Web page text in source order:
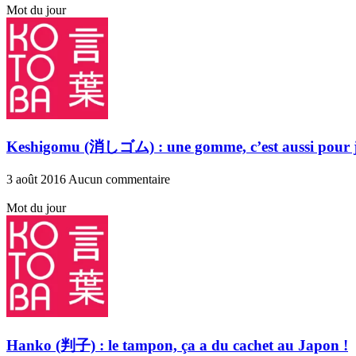
Mot du jour
Keshigomu (消しゴム) : une gomme, c’est aussi pour
3 août 2016 Aucun commentaire
Mot du jour
Hanko (判子) : le tampon, ça a du cachet au Japon !